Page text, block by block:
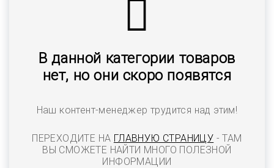
В данной категории товаров
нет, но они скоро появятся
Наш контент-менеджер трудится над этим!
ПЕРЕХОДИТЕ НА ГЛАВНУЮ СТРАНИЦУ - ТАМ
ВЫ СМОЖЕТЕ НАЙТИ МНОГО ПОЛЕЗНОЙ
ИНФОРМАЦИИ